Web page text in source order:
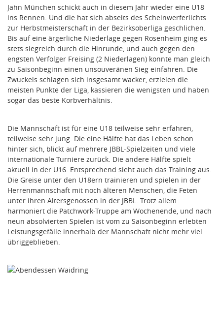
Jahn München schickt auch in diesem Jahr wieder eine U18
ins Rennen. Und die hat sich abseits des Scheinwerferlichts
zur Herbstmeisterschaft in der Bezirksoberliga geschlichen.
Bis auf eine ärgerliche Niederlage gegen Rosenheim ging es
stets siegreich durch die Hinrunde, und auch gegen den
engsten Verfolger Freising (2 Niederlagen) konnte man gleich
zu Saisonbeginn einen unsouveränen Sieg einfahren. Die
Zwuckels schlagen sich insgesamt wacker, erzielen die
meisten Punkte der Liga, kassieren die wenigsten und haben
sogar das beste Korbverhältnis.
Die Mannschaft ist für eine U18 teilweise sehr erfahren,
teilweise sehr jung. Die eine Hälfte hat das Leben schon
hinter sich, blickt auf mehrere JBBL-Spielzeiten und viele
internationale Turniere zurück. Die andere Hälfte spielt
aktuell in der U16. Entsprechend sieht auch das Training aus.
Die Greise unter den U18ern trainieren und spielen in der
Herrenmannschaft mit noch älteren Menschen, die Feten
unter ihren Altersgenossen in der JBBL. Trotz allem
harmoniert die Patchwork-Truppe am Wochenende, und nach
neun absolvierten Spielen ist vom zu Saisonbeginn erlebten
Leistungsgefälle innerhalb der Mannschaft nicht mehr viel
übriggeblieben.